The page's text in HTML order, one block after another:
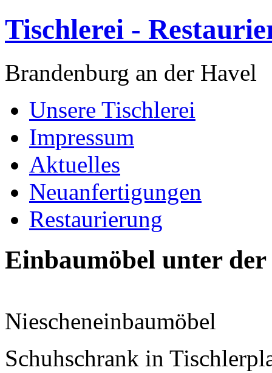
Tischlerei -
Brandenburg an der Havel
Unsere Tischlerei
Impressum
Aktuelles
Neuanfertigungen
Restaurierung
Einbaumöbel unter der
Niescheneinbaumöbel
Schuhschrank in